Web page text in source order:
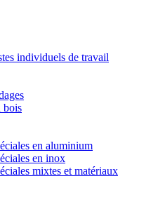
individuels de travail
bois
en aluminium
en inox
mixtes et matériaux